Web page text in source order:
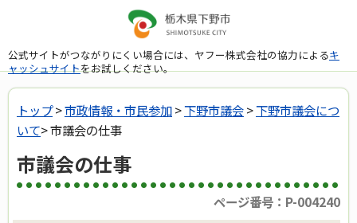
公式サイトがつながりにくい場合には、ヤフー株式会社の協力によるキ
ャッシュサイトをお試しください。
トップ>市政情報・市民参加>下野市議会>下野市議会につ
いて> 市議会の仕事
市議会の仕事
ページ番号：P-004240